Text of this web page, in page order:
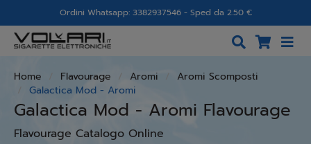
Ordini Whatsapp: 3382937546 - Sped da 2.50 €
Home Flavourage Aromi
Aromi Scomposti
Galactica Mod - Aromi
Galactica Mod - Aromi Flavourage
Flavourage Catalogo Online